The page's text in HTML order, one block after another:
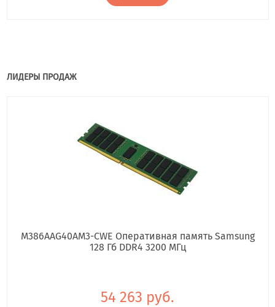
ЛИДЕРЫ ПРОДАЖ
M386AAG40AM3-CWE Оперативная память Samsung
128 Гб DDR4 3200 МГц
54 263 руб.